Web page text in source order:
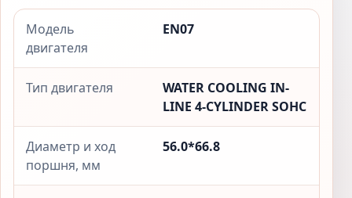
Модель
двигателя
EN07
Тип двигателя
WATER COOLING IN-
LINE 4-CYLINDER SOHC
Диаметр и ход
поршня, мм
56.0*66.8